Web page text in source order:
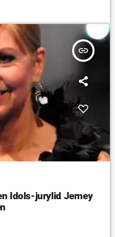
insert_link
Idols-jurylid Jerney